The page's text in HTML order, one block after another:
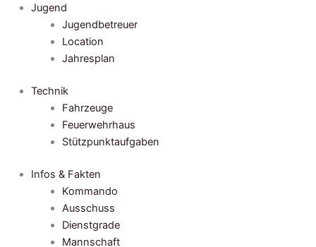
Jugend
Jugendbetreuer
Location
Jahresplan
Technik
Fahrzeuge
Feuerwehrhaus
Stützpunktaufgaben
Infos & Fakten
Kommando
Ausschuss
Dienstgrade
Mannschaft